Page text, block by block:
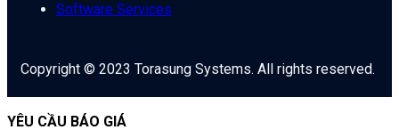
Software Services
Copyright © 2023 Torasung Systems. All rights reserved.
YÊU CẦU BÁO GIÁ